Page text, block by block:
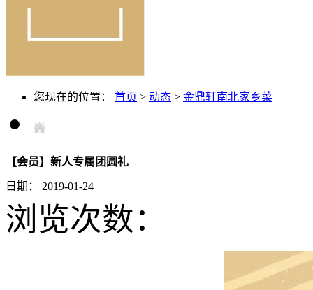
您现在的位置： 首页 > 动态 > 金鼎轩南北家乡菜
【会员】新人专属团圆礼
日期： 2019-01-24
浏览次数：